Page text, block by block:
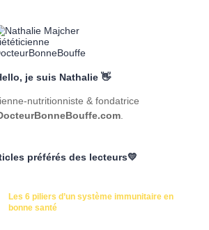
je suis Nathalie 👋
nutritionniste & fondatrice
préférés des lecteurs💛
Les 6 piliers d’un système immunitaire en
bonne santé